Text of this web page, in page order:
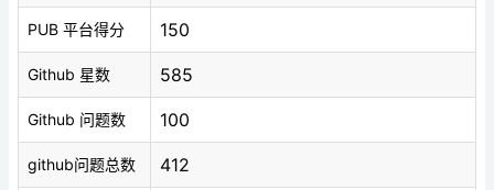
PUB 平台得分 150
Github 星数 585
Github 问题数 100
github问题总数 412